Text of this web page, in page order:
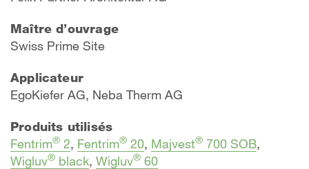
Maître d’ouvrage
Swiss Prime Site
Applicateur
EgoKiefer AG, Neba Therm AG
Produits utilisés
Fentrim® 2, Fentrim® 20, Majvest® 700 SOB,
Wigluv® black, Wigluv® 60